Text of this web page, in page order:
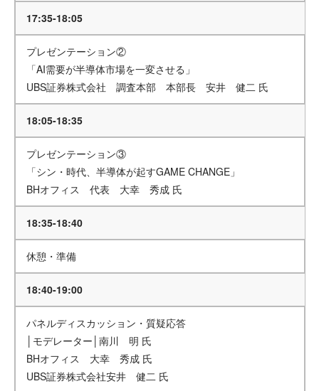
17:35-18:05
プレゼンテーション②
「AI需要が半導体市場を一変させる」
UBS証券株式会社 調査本部 本部長 安井 健二 氏
18:05-18:35
プレゼンテーション③
「シン・時代、半導体が起すGAME CHANGE」
BHオフィス 代表 大幸 秀成 氏
18:35-18:40
休憩・準備
18:40-19:00
パネルディスカッション・質疑応答
│モデレーター│南川 明 氏
BHオフィス 大幸 秀成 氏
UBS証券株式会社安井 健二 氏